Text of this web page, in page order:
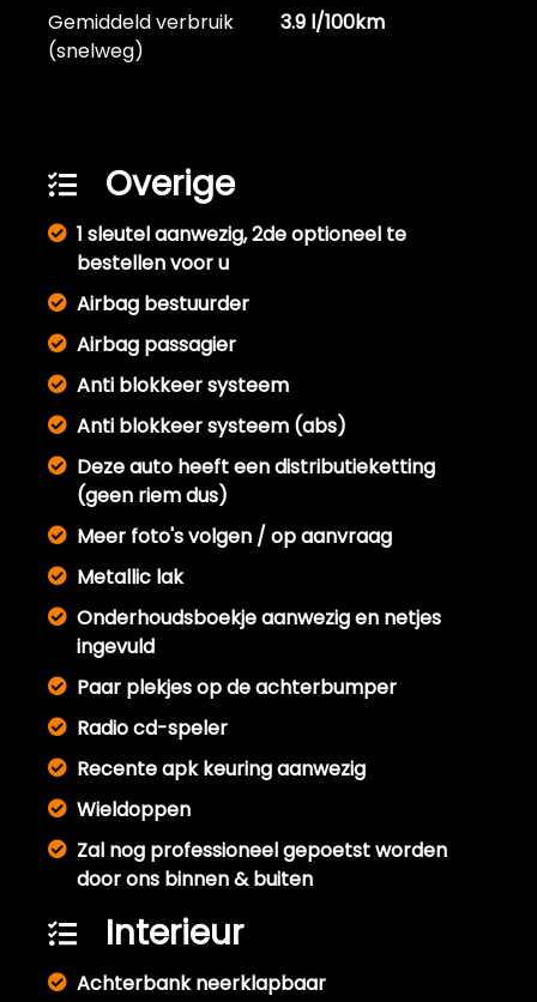
Gemiddeld verbruik
(snelweg)
3.9 l/100km
Overige
1 sleutel aanwezig, 2de optioneel te
bestellen voor u
Airbag bestuurder
Airbag passagier
Anti blokkeer systeem
Anti blokkeer systeem (abs)
Deze auto heeft een distributieketting
(geen riem dus)
Meer foto's volgen / op aanvraag
Metallic lak
Onderhoudsboekje aanwezig en netjes
ingevuld
Paar plekjes op de achterbumper
Radio cd-speler
Recente apk keuring aanwezig
Wieldoppen
Zal nog professioneel gepoetst worden
door ons binnen & buiten
Interieur
Achterbank neerklapbaar